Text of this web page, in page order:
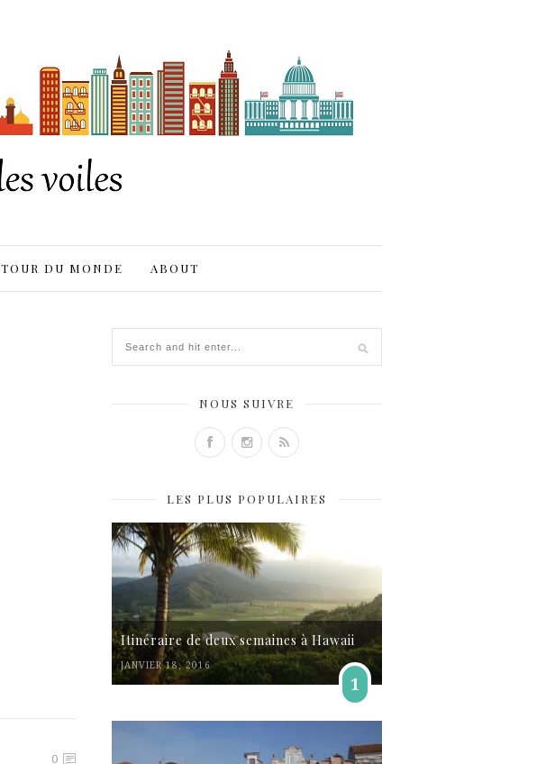
TOUR DU MONDE ABOUT
0
NOUS SUIVRE
LES PLUS POPULAIRES
Itinéraire de deux semaines à Hawaii
JANVIER 18, 2016
1